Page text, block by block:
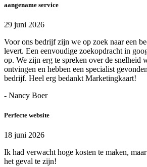
aangename service
29 juni 2026
Voor ons bedrijf zijn we op zoek naar een
levert. Een eenvoudige zoekopdracht in
op. We zijn erg te spreken over de snelheid
ontvingen en hebben een specialist
bedrijf. Heel erg bedankt Marketingkaart!
- Nancy Boer
Perfecte website
18 juni 2026
Ik had verwacht hoge kosten te maken,
het geval te zijn!